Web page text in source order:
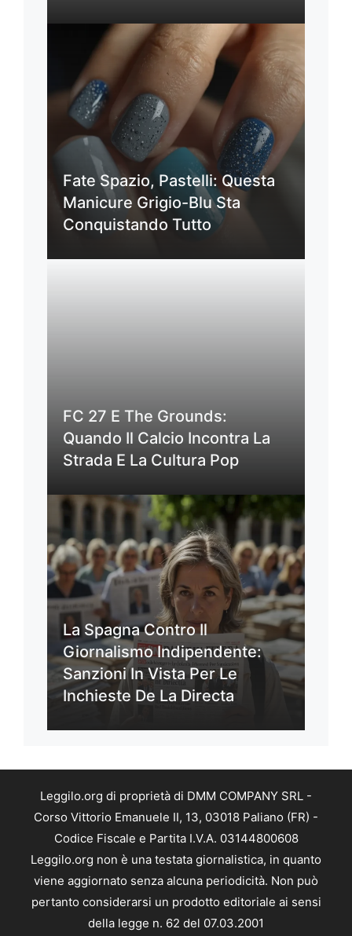
Fate Spazio, Pastelli: Questa
Manicure Grigio-Blu Sta
Conquistando Tutto
FC 27 E The Grounds:
Quando Il Calcio Incontra La
Strada E La Cultura Pop
La Spagna Contro Il
Giornalismo Indipendente:
Sanzioni In Vista Per Le
Inchieste De La Directa
Leggilo.org di proprietà di DMM COMPANY SRL -
Corso Vittorio Emanuele II, 13, 03018 Paliano (FR) -
Codice Fiscale e Partita I.V.A. 03144800608
Leggilo.org non è una testata giornalistica, in quanto
viene aggiornato senza alcuna periodicità. Non può
pertanto considerarsi un prodotto editoriale ai sensi
della legge n. 62 del 07.03.2001